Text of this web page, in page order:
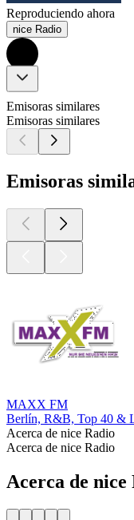
Reproduciendo ahora
nice Radio
Emisoras similares
Emisoras similares
Emisoras
MAXX FM
Berlín, R&B, Top 40 &
Acerca de nice Radio
Acerca de nice Radio
Acerca de nice